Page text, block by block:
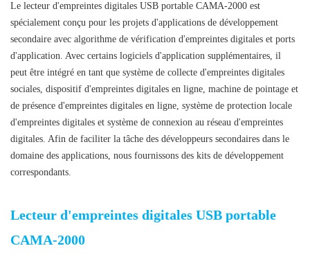
Le lecteur d'empreintes digitales USB portable CAMA-2000 est
spécialement conçu pour les projets d'applications de développement
secondaire avec algorithme de vérification d'empreintes digitales et ports
d'application. Avec certains logiciels d'application supplémentaires, il
peut être intégré en tant que système de collecte d'empreintes digitales
sociales, dispositif d'empreintes digitales en ligne, machine de pointage et
de présence d'empreintes digitales en ligne, système de protection locale
d'empreintes digitales et système de connexion au réseau d'empreintes
digitales. Afin de faciliter la tâche des développeurs secondaires dans le
domaine des applications, nous fournissons des kits de développement
correspondants.
Lecteur d'empreintes digitales USB portable
CAMA-2000